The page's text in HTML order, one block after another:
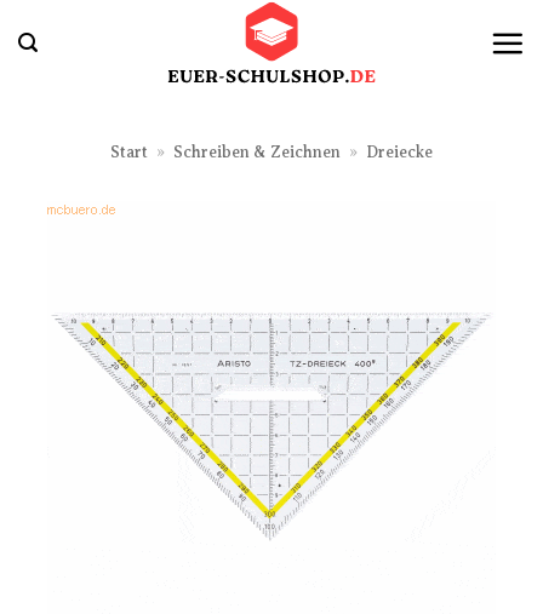
Inhalt
Start » Schreiben & Zeichnen » Dreiecke